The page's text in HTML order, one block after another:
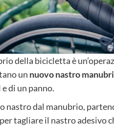
della bicicletta è
un nuovo nastro
di un panno.
nastro dal manubrio,
tagliare il nastro adesivo